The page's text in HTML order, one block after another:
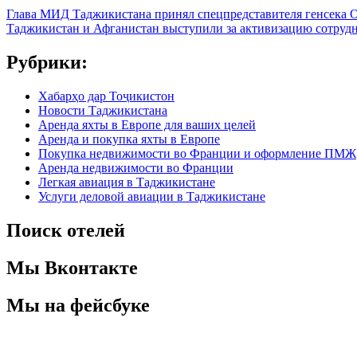
Глава МИД Таджикистана принял спецпредставителя
Таджикистан и Афганистан выступили за активизацию
Рубрики:
Хабарҳо дар Тоҷикистон
Новости Таджикистана
Аренда яхты в Европе для ваших целей
Аренда и покупка яхты в Европе
Покупка недвижимости во Франции и оформление ПМЖ
Аренда недвижимости во Франции
Легкая авиация в Таджикистане
Услуги деловой авиации в Таджикистане
Поиск отелей
Мы Вконтакте
Мы на фейсбуке